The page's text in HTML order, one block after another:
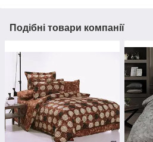
Подібні товари компанії